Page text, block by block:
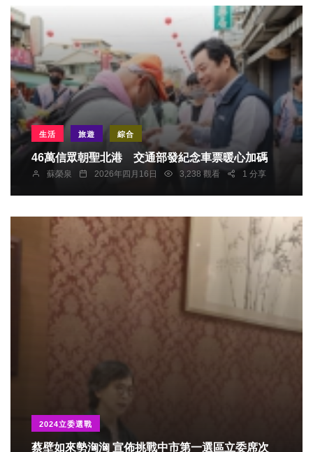
生活 旅遊 綜合
46萬信眾朝聖北港 交通部發紀念車票暖心加碼
蘇榮泉 2026年四月16日 3,238 觀看 1 分享
2024立委選戰
蔡壁如來勢洶洶 宣佈挑戰中市第一選區立委席次